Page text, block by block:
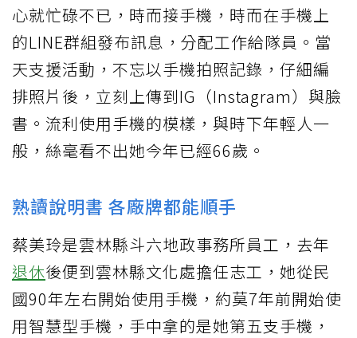
心就忙碌不已，時而接手機，時而在手機上
的LINE群組發布訊息，分配工作給隊員。當
天支援活動，不忘以手機拍照記錄，仔細編
排照片後，立刻上傳到IG（Instagram）與臉
書。流利使用手機的模樣，與時下年輕人一
般，絲毫看不出她今年已經66歲。
熟讀說明書 各廠牌都能順手
蔡美玲是雲林縣斗六地政事務所員工，去年
退休後便到雲林縣文化處擔任志工，她從民
國90年左右開始使用手機，約莫7年前開始使
用智慧型手機，手中拿的是她第五支手機，